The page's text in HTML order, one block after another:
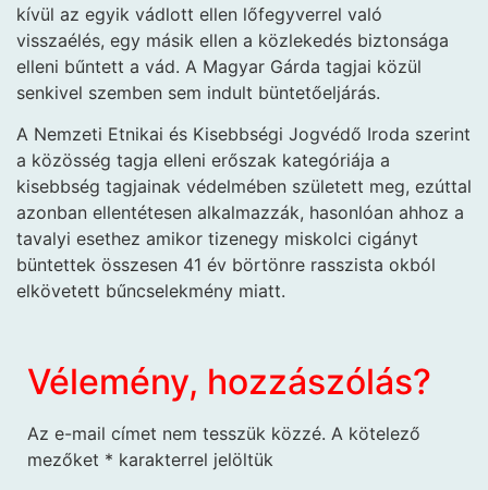
kívül az egyik vádlott ellen lőfegyverrel való
visszaélés, egy másik ellen a közlekedés biztonsága
elleni bűntett a vád. A Magyar Gárda tagjai közül
senkivel szemben sem indult büntetőeljárás.
A Nemzeti Etnikai és Kisebbségi Jogvédő Iroda szerint
a közösség tagja elleni erőszak kategóriája a
kisebbség tagjainak védelmében született meg, ezúttal
azonban ellentétesen alkalmazzák, hasonlóan ahhoz a
tavalyi esethez amikor tizenegy miskolci cigányt
büntettek összesen 41 év börtönre rasszista okból
elkövetett bűncselekmény miatt.
Vélemény, hozzászólás?
Az e-mail címet nem tesszük közzé. A kötelező
mezőket * karakterrel jelöltük